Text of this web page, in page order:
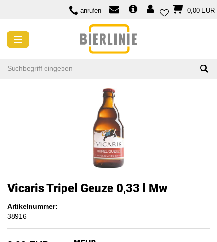
anrufen 0,00 EUR
Vicaris Tripel Geuze 0,33 l Mw
Artikelnummer:
38916